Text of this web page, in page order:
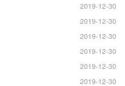
2019-12-30
2019-12-30
2019-12-30
2019-12-30
2019-12-30
2019-12-30